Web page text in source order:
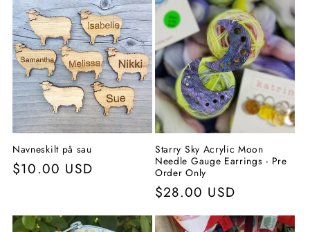
Navneskilt på sau
Vanlig
$10.00 USD
Starry Sky Acrylic Moon
Needle Gauge Earrings - Pre
Order Only
Vanlig
pris
$28.00 USD